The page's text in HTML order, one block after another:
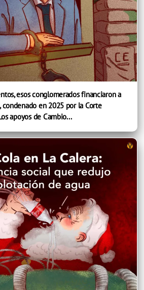
esos conglomerados financiaron a
condenado en 2025 por la Corte
apoyos de Cambio...